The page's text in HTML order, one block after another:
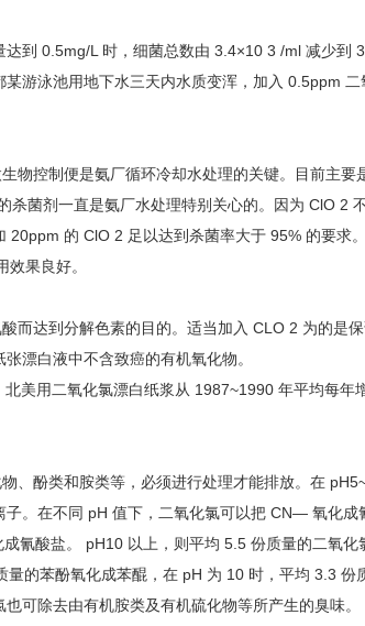
到 0.5mg/L 时，细菌总数由 3.4×10 3 /ml 减少到
游泳池用地下水三天内水质变浑，加入 0.5ppm
控制便是氨厂循环冷却水处理的关键。目前主要
菌剂一直是氨厂水处理特别关心的。因为 ClO 2
的 ClO 2 足以达到杀菌率大于 95% 的要求
果良好。
而达到分解色素的目的。适当加入 CLO 2 为的是
漂白液中不含致癌的有机氧化物。
用二氧化氯漂白纸浆从 1987~1990 年平均每年
酚类和胺类等，必须进行处理才能排放。在
。在不同 pH 值下，二氧化氯可以把 CN— 氧化成
氰酸盐。 pH10 以上，则平均 5.5 份质量的二氧化
的苯酚氧化成苯醌，在 pH 为 10 时，平均 3.3 份
可除去由有机胺类及有机硫化物等所产生的臭味。